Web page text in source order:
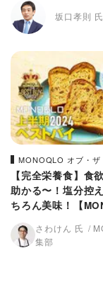
坂口孝則 氏
MONOQLO オブ・ザ
【完全栄養食】食
助かる〜！塩分控
ちろん美味！【
024上半期ベストバ
さわけん 氏
集部